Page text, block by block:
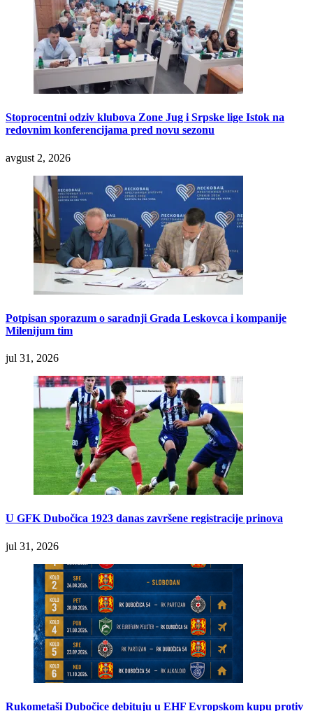
Stoprocentni odziv klubova Zone Jug i Srpske lige Istok na
redovnim konferencijama pred novu sezonu
avgust 2, 2026
Potpisan sporazum o saradnji Grada Leskovca i kompanije
Milenijum tim
jul 31, 2026
U GFK Dubočica 1923 danas završene registracije prinova
jul 31, 2026
Rukometaši Dubočice debituju u EHF Evropskom kupu protiv